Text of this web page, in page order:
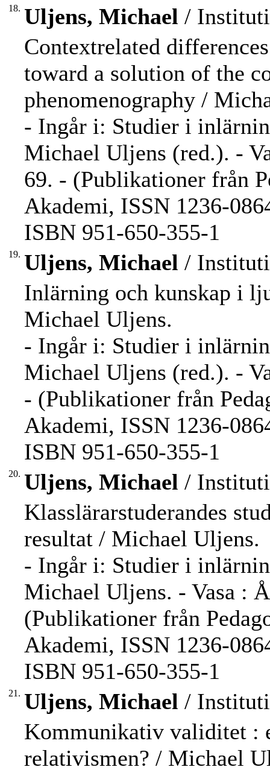
18. Uljens, Michael /
Contextrelated
toward a solution of the
phenomenography /
- Ingår i: Studier i
Michael Uljens (red.). -
69. - (Publikationer från
Akademi, ISSN 1236-
ISBN 951-650-355-1
19. Uljens, Michael /
Inlärning och kunskap i
Michael Uljens.
- Ingår i: Studier i
Michael Uljens (red.). -
- (Publikationer från
Akademi, ISSN 1236-
ISBN 951-650-355-1
20. Uljens, Michael /
Klasslärarstuderandes
resultat / Michael Uljens.
- Ingår i: Studier i
Michael Uljens. - Vasa :
(Publikationer från
Akademi, ISSN 1236-
ISBN 951-650-355-1
21. Uljens, Michael /
Kommunikativ validitet :
relativismen? / Michael